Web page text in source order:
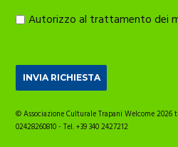
Autorizzo al trattamento dei
© Associazione Culturale Trapani Welcome
02428260810 - Tel. +39 340 2427212